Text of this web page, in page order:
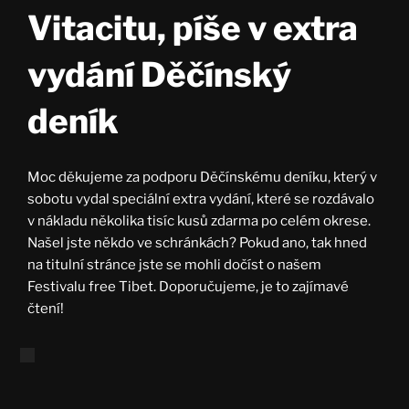
Vitacitu, píše v extra
vydání Děčínský
deník
Moc děkujeme za podporu Děčínskému deníku, který v
sobotu vydal speciální extra vydání, které se rozdávalo
v nákladu několika tisíc kusů zdarma po celém okrese.
Našel jste někdo ve schránkách? Pokud ano, tak hned
na titulní stránce jste se mohli dočíst o našem
Festivalu free Tibet. Doporučujeme, je to zajímavé
čtení!